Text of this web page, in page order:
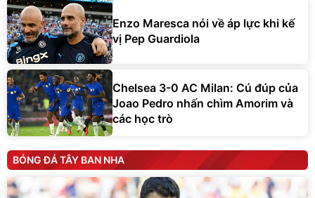
Enzo Maresca nói về áp lực khi kế
vị Pep Guardiola
Chelsea 3-0 AC Milan: Cú đúp của
Joao Pedro nhấn chìm Amorim và
các học trò
BÓNG ĐÁ TÂY BAN NHA